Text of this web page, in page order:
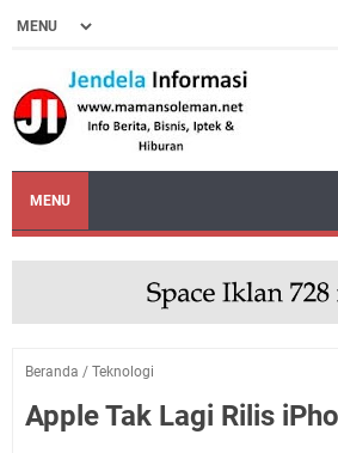
MENU
Beranda / Teknologi
Apple Tak Lagi Rilis